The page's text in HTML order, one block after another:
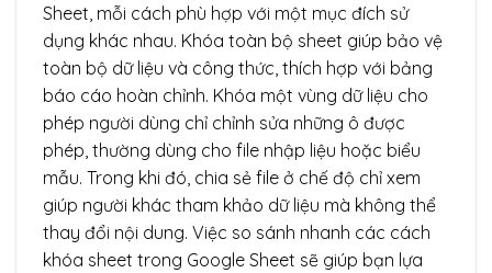
Sheet, mỗi cách phù hợp với một mục đích sử
dụng khác nhau. Khóa toàn bộ sheet giúp bảo vệ
toàn bộ dữ liệu và công thức, thích hợp với bảng
báo cáo hoàn chỉnh. Khóa một vùng dữ liệu cho
phép người dùng chỉ chỉnh sửa những ô được
phép, thường dùng cho file nhập liệu hoặc biểu
mẫu. Trong khi đó, chia sẻ file ở chế độ chỉ xem
giúp người khác tham khảo dữ liệu mà không thể
thay đổi nội dung. Việc so sánh nhanh các cách
khóa sheet trong Google Sheet sẽ giúp bạn lựa